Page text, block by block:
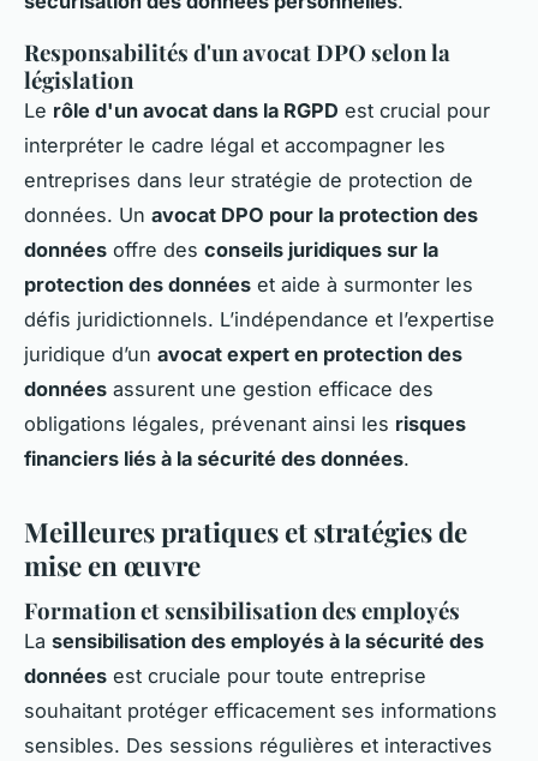
Responsabilités d'un avocat DPO selon la
législation
Le rôle d'un avocat dans la RGPD est crucial pour
interpréter le cadre légal et accompagner les
entreprises dans leur stratégie de protection de
données. Un avocat DPO pour la protection des
données offre des conseils juridiques sur la
protection des données et aide à surmonter les
défis juridictionnels. L’indépendance et l’expertise
juridique d’un avocat expert en protection des
données assurent une gestion efficace des
obligations légales, prévenant ainsi les risques
financiers liés à la sécurité des données.
Meilleures pratiques et stratégies de
mise en œuvre
Formation et sensibilisation des employés
La sensibilisation des employés à la sécurité des
données est cruciale pour toute entreprise
souhaitant protéger efficacement ses informations
sensibles. Des sessions régulières et interactives